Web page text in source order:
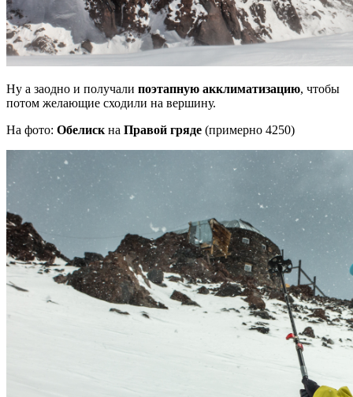
Ну а заодно и получали поэтапную акклиматизацию, чтобы
потом желающие сходили на вершину.
На фото: Обелиск на Правой гряде (примерно 4250)